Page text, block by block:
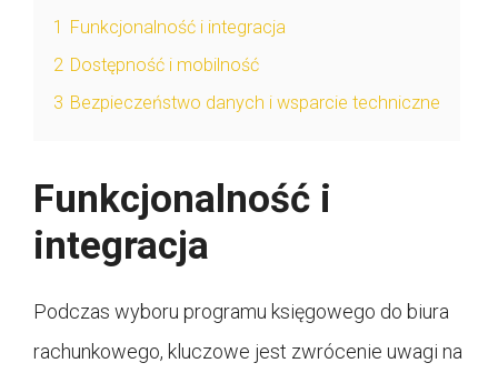
1
Funkcjonalność i integracja
2 Dostępność i mobilność
3 Bezpieczeństwo danych i wsparcie techniczne
Funkcjonalność i
integracja
Podczas wyboru programu księgowego do biura
rachunkowego, kluczowe jest zwrócenie uwagi na